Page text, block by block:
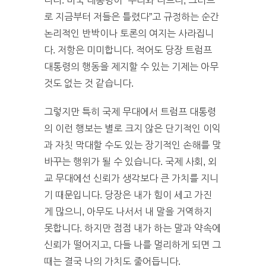
로 지금부터 저들은 틀렸다”고 규정하는 순간
논리적인 반박이나 토론의 여지는 사라집니
다. 저항은 미미합니다. 적어도 당장 트럼프
대통령의 행동을 제지할 수 있는 기제는 아무
것도 없는 것 같습니다.
그렇지만 특히 국제 무대에서 트럼프 대통령
의 이런 행보는 별로 크지 않은 단기적인 이익
과 자칫 막대할 수도 있는 장기적인 손해를 맞
바꾸는 행위가 될 수 있습니다. 국제 사회, 외
교 무대에선 신뢰가 생각보다 큰 가치를 지니
기 때문입니다. 당장은 내가 힘이 세고 가진
게 많으니, 아무도 나서서 내 말을 거역하지
못합니다. 하지만 점점 내가 하는 말과 약속에
신뢰가 떨어지고, 다들 나를 멀리하게 되면 그
때는 결국 나의 가치도 줄어듭니다.